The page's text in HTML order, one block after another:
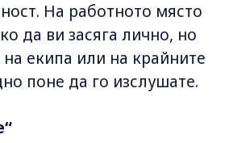
На работното място
да ви засяга лично, но
екипа или на крайните
поне да го изслушате.